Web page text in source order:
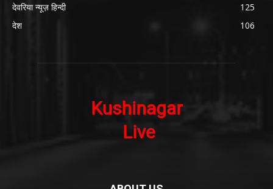
देवरिया न्यूज़ हिन्दी
125
देश
106